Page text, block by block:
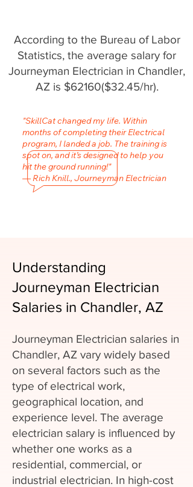
According to the Bureau of Labor
Statistics, the average salary for
Journeyman Electrician in Chandler,
AZ is $62160($32.45/hr).
"SkillCat changed my life. Within
months of completing their Electrical
program, I landed a job. The training is
spot on, and it’s designed to help you
hit the ground running!"
— Rich Knill., Journeyman Electrician
Understanding
Journeyman Electrician
Salaries in Chandler, AZ
Journeyman Electrician salaries in
Chandler, AZ vary widely based
on several factors such as the
type of electrical work,
geographical location, and
experience level. The average
electrician salary is influenced by
whether one works as a
residential, commercial, or
industrial electrician. In high-cost